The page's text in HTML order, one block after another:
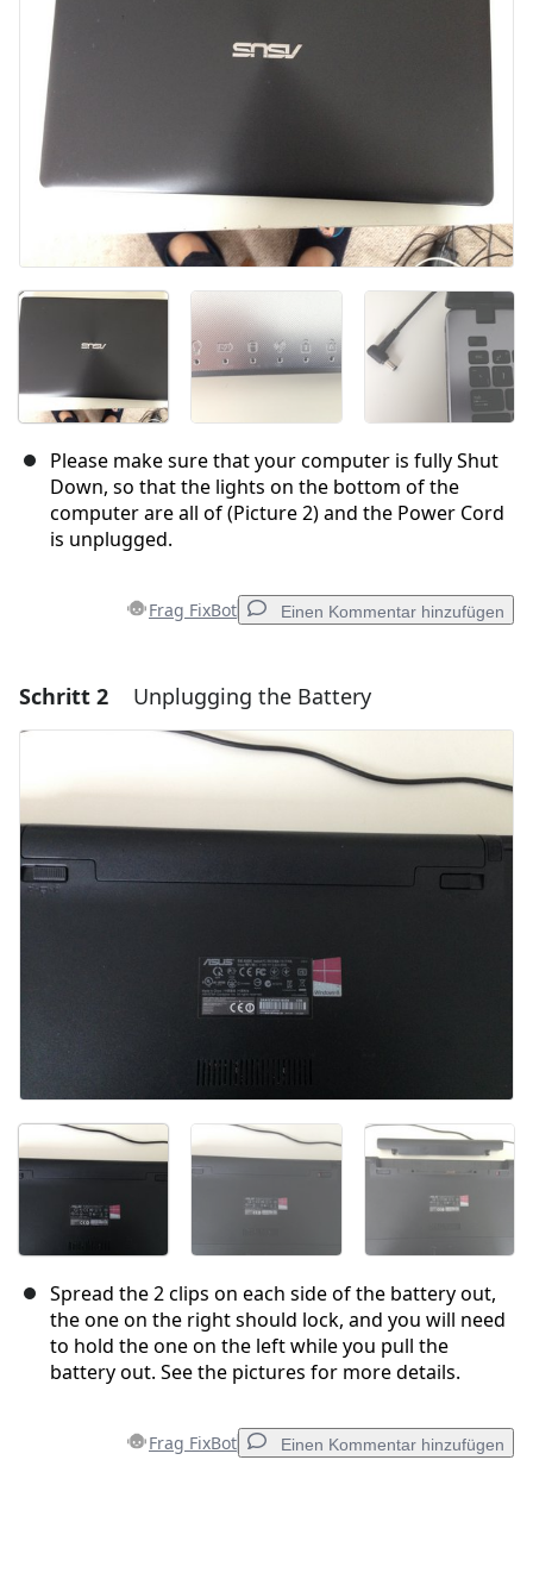
Please make sure that your computer is fully Shut
Down, so that the lights on the bottom of the
computer are all of (Picture 2) and the Power Cord
is unplugged.
Frag FixBot Einen Kommentar hinzufügen
Einen Kommentar hinzufügen
Kommentar hinzufügen
Schritt 2 Unplugging the Battery
Spread the 2 clips on each side of the battery out,
the one on the right should lock, and you will need
to hold the one on the left while you pull the
battery out. See the pictures for more details.
Frag FixBot Einen Kommentar hinzufügen